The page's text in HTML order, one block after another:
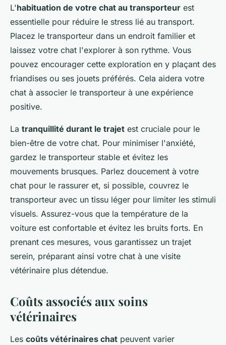
L'habituation de votre chat au transporteur est
essentielle pour réduire le stress lié au transport.
Placez le transporteur dans un endroit familier et
laissez votre chat l'explorer à son rythme. Vous
pouvez encourager cette exploration en y plaçant des
friandises ou ses jouets préférés. Cela aidera votre
chat à associer le transporteur à une expérience
positive.
La tranquillité durant le trajet est cruciale pour le
bien-être de votre chat. Pour minimiser l'anxiété,
gardez le transporteur stable et évitez les
mouvements brusques. Parlez doucement à votre
chat pour le rassurer et, si possible, couvrez le
transporteur avec un tissu léger pour limiter les stimuli
visuels. Assurez-vous que la température de la
voiture est confortable et évitez les bruits forts. En
prenant ces mesures, vous garantissez un trajet
serein, préparant ainsi votre chat à une visite
vétérinaire plus détendue.
Coûts associés aux soins
vétérinaires
Les coûts vétérinaires chat peuvent varier